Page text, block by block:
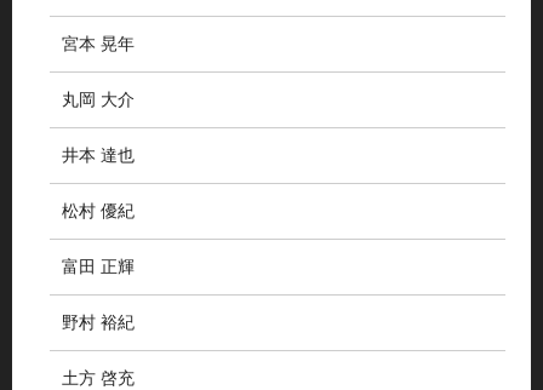
宮本 晃年
丸岡 大介
井本 達也
松村 優紀
富田 正輝
野村 裕紀
土方 啓充